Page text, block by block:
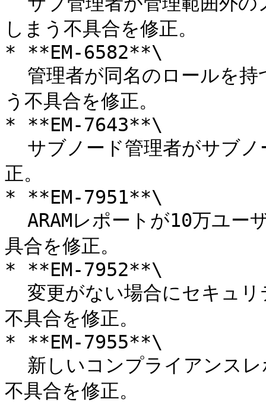
しまう不具合を修正。
* **EM-6582**\
う不具合を修正。
* **EM-7643**\
正。
* **EM-7951**\
具合を修正。
* **EM-7952**\
不具合を修正。
* **EM-7955**\
不具合を修正。